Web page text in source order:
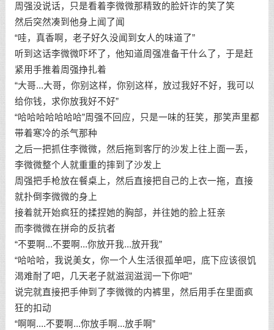
周强没说话，只是看着李微微那精致的脸奸诈的笑了笑
然后突然凑到他身上闻了闻
“哇，真香啊，老子好久没闻到女人的味道了”
听到这话李微微吓坏了，他知道周强准备干什么了，于是赶
紧用手推着周强挣扎着
“大哥...大哥，你别这样，你别这样，放过我好不好，我可以
给你钱，求你放我好不好”
“哈哈哈哈哈哈哈”周强不回应，只是一味的狂笑，那笑声里都
带着寒冷的杀气那种
之后一把抓住李微微，然后拖到客厅的沙发上往上面一丢，
李微微整个人就重重的摔到了沙发上
周强把手枪放在餐桌上，然后直接把自己的上衣一拖，直接
就扑倒李微微的身上
接着就开始疯狂的揉捏她的胸部，并往她的脸上狂亲
而李微微在拼命的反抗者
“不要啊...不要啊...你放开我...放开我”
“哈哈哈，我说美女，你一个人生活很孤单吧，底下应该很饥
渴难耐了吧，几天老子就滋润滋润一下你吧”
说完就直接把手伸到了李微微的内裤里，然后用手在里面疯
狂的扣动
“啊啊....不要啊...你放手啊...放手啊”